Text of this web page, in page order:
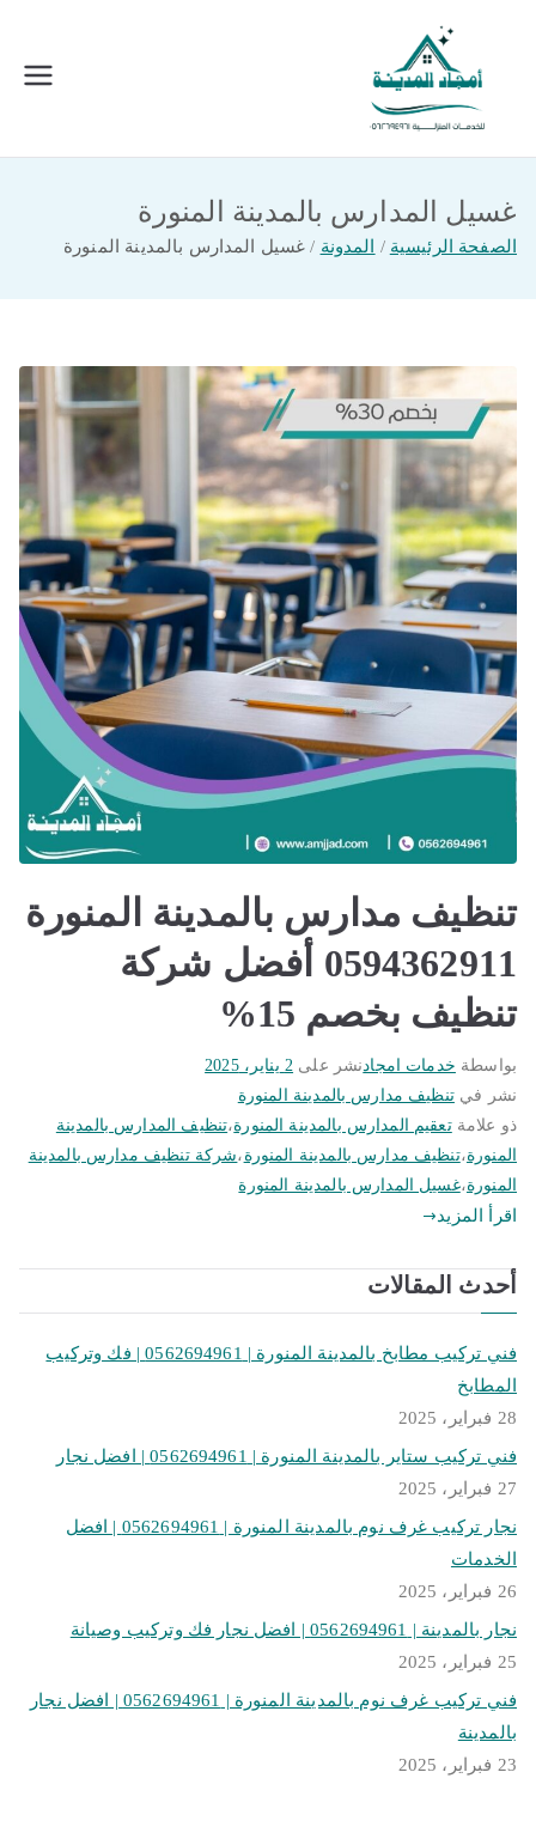
المحتوى
امجاد المدينة للخدمات المنزلية
غسيل المدارس بالمدينة المنورة
الصفحة الرئيسية المدونة غسيل المدارس بالمدينة المنورة
تنظيف مدارس بالمدينة المنورة
0594362911 أفضل شركة
تنظيف بخصم 15%
بواسطة خدمات امجادنشر على 2 يناير، 2025
نشر فيتنظيف مدارس بالمدينة المنورة
ذو علامةتعقيم المدارس بالمدينة المنورة،تنظيف المدارس بالمدينة
المنورة،تنظيف مدارس بالمدينة المنورة ،شركة تنظيف مدارس بالمدينة
المنورة،غسيل المدارس بالمدينة المنورة
اقرأ المزيد
أحدث المقالات
فني تركيب مطابخ بالمدينة المنورة | 0562694961 | فك وتركيب
المطابخ
28 فبراير، 2025
فني تركيب ستاير بالمدينة المنورة | 0562694961 | افضل نجار
27 فبراير، 2025
نجار تركيب غرف نوم بالمدينة المنورة | 0562694961 | افضل
الخدمات
26 فبراير، 2025
نجار بالمدينة | 0562694961 | افضل نجار فك وتركيب وصيانة
25 فبراير، 2025
فني تركيب غرف نوم بالمدينة المنورة | 0562694961 | افضل نجار
بالمدينة
23 فبراير، 2025